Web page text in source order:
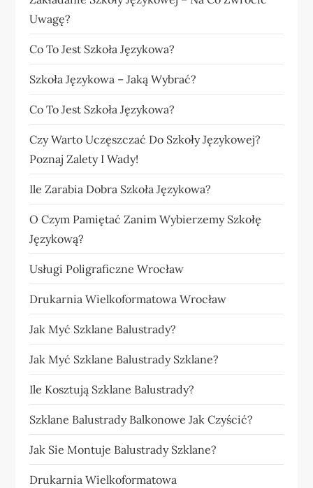
Uwagę?
Co To Jest Szkoła Językowa?
Szkoła Językowa – Jaką Wybrać?
Co To Jest Szkoła Językowa?
Czy Warto Uczęszczać Do Szkoły Językowej?
Poznaj Zalety I Wady!
Ile Zarabia Dobra Szkoła Językowa?
O Czym Pamiętać Zanim Wybierzemy Szkołę
Językową?
Usługi Poligraficzne Wrocław
Drukarnia Wielkoformatowa Wrocław
Jak Myć Szklane Balustrady?
Jak Myć Szklane Balustrady Szklane?
Ile Kosztują Szklane Balustrady?
Szklane Balustrady Balkonowe Jak Czyścić?
Jak Sie Montuje Balustrady Szklane?
Drukarnia Wielkoformatowa